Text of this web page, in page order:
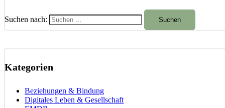
Suchen nach:
Kategorien
Beziehungen & Bindung
Digitales Leben & Gesellschaft